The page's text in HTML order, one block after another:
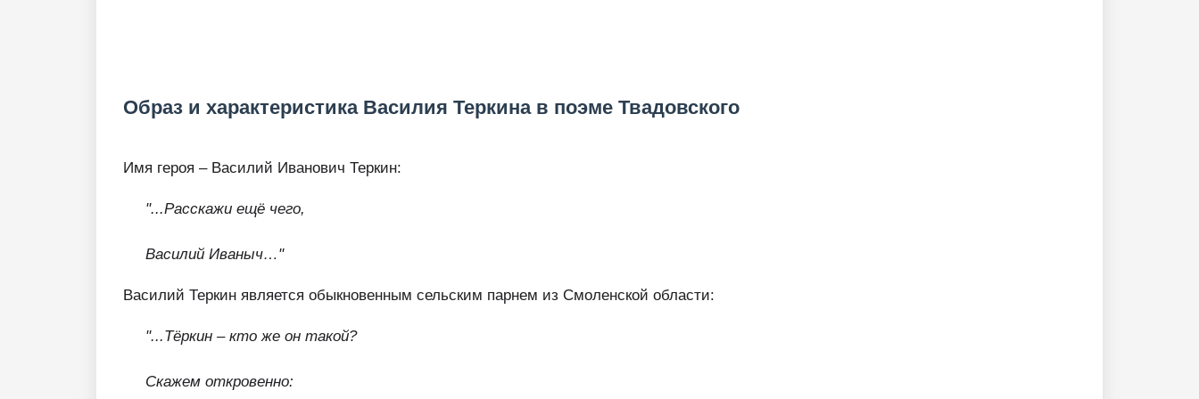
Образ и характеристика Василия Теркина в поэме Твадовского
Имя героя – Василий Иванович Теркин:
"...Расскажи ещё чего,
Василий Иваныч…"
Василий Теркин является обыкновенным сельским парнем из Смоленской области:
"...Тёркин – кто же он такой?
Скажем откровенно: